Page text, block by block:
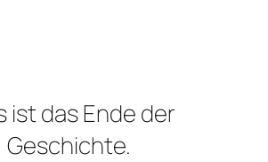
ist das Ende der
Geschichte.